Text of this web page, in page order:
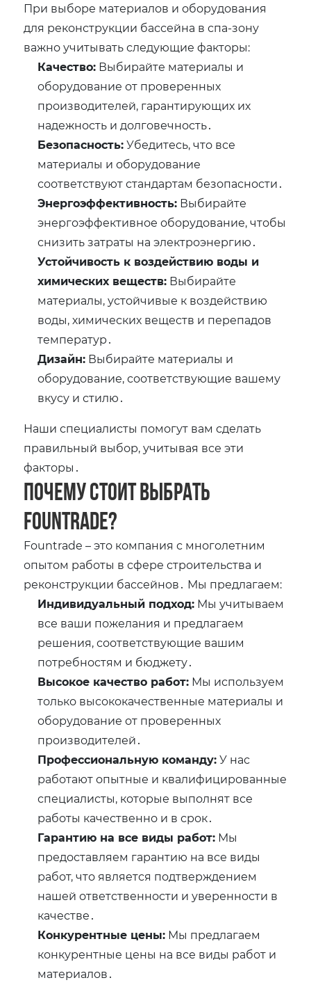
При выборе материалов и оборудования
для реконструкции бассейна в спа-зону
важно учитывать следующие факторы:
Качество: Выбирайте материалы и
оборудование от проверенных
производителей, гарантирующих их
надежность и долговечность․
Безопасность:Убедитесь, что все
материалы и оборудование
соответствуют стандартам безопасности․
Энергоэффективность: Выбирайте
энергоэффективное оборудование, чтобы
снизить затраты на электроэнергию․
Устойчивость к воздействию воды и
химических веществ: Выбирайте
материалы, устойчивые к воздействию
воды, химических веществ и перепадов
температур․
Дизайн: Выбирайте материалы и
оборудование, соответствующие вашему
вкусу и стилю․
Наши специалисты помогут вам сделать
правильный выбор, учитывая все эти
факторы․
Почему стоит выбрать
Fountrade?
Fountrade – это компания с многолетним
опытом работы в сфере строительства и
реконструкции бассейнов․ Мы предлагаем:
Индивидуальный подход: Мы учитываем
все ваши пожелания и предлагаем
решения, соответствующие вашим
потребностям и бюджету․
Высокое качество работ: Мы используем
только высококачественные материалы и
оборудование от проверенных
производителей․
Профессиональную команду:У нас
работают опытные и квалифицированные
специалисты, которые выполнят все
работы качественно и в срок․
Гарантию на все виды работ: Мы
предоставляем гарантию на все виды
работ, что является подтверждением
нашей ответственности и уверенности в
качестве․
Конкурентные цены: Мы предлагаем
конкурентные цены на все виды работ и
материалов․